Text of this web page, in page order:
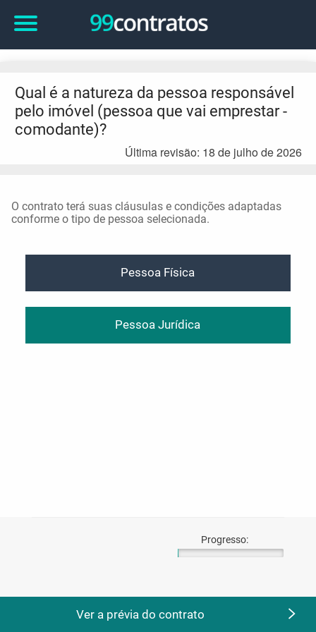
Ver a prévia do contrato
Qual é a natureza da pessoa responsável
pelo imóvel (pessoa que vai emprestar -
comodante)?
Última revisão: 18 de julho de 2026
O contrato terá suas cláusulas e condições adaptadas
conforme o tipo de pessoa selecionada.
Pessoa Física
Pessoa Jurídica
Progresso: